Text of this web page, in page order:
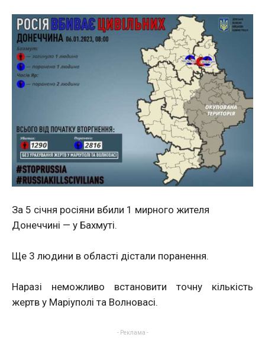
За 5 січня росіяни вбили 1 мирного жителя
Донеччині — у Бахмуті.
Ще 3 людини в області дістали поранення.
Наразі неможливо встановити точну кількість
жертв у Маріуполі та Волновасі.
- Реклама -